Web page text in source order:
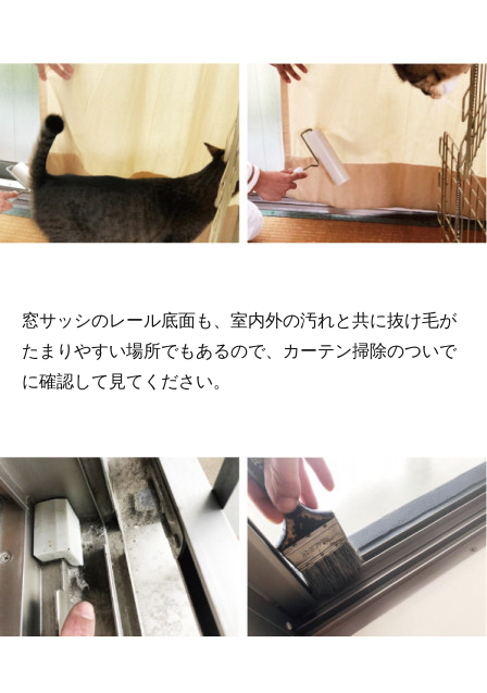
窓サッシのレール底面も、室内外の汚れと共に抜け毛が
たまりやすい場所でもあるので、カーテン掃除のついで
に確認して見てください。